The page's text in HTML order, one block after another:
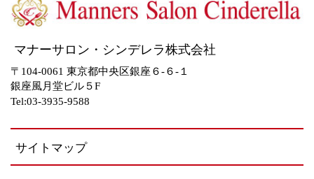
マナーサロン・シンデレラ株式会社
〒104-0061 東京都中央区銀座６-６-１
銀座風月堂ビル５F
Tel:03-3935-9588
サイトマップ